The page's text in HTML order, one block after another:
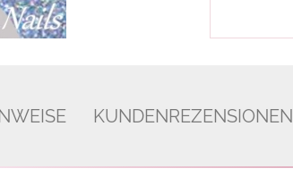
KUNDENREZENSIONEN